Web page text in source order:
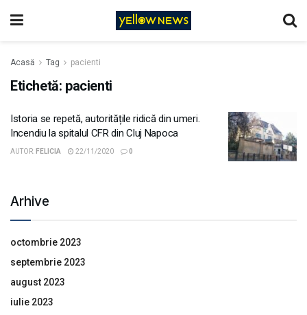
Acasă Tag pacienti
Etichetă: pacienti
Istoria se repetă, autoritățile ridică din umeri.
Incendiu la spitalul CFR din Cluj Napoca
AUTOR: FELICIA 22/11/2020 0
Arhive
octombrie 2023
septembrie 2023
august 2023
iulie 2023